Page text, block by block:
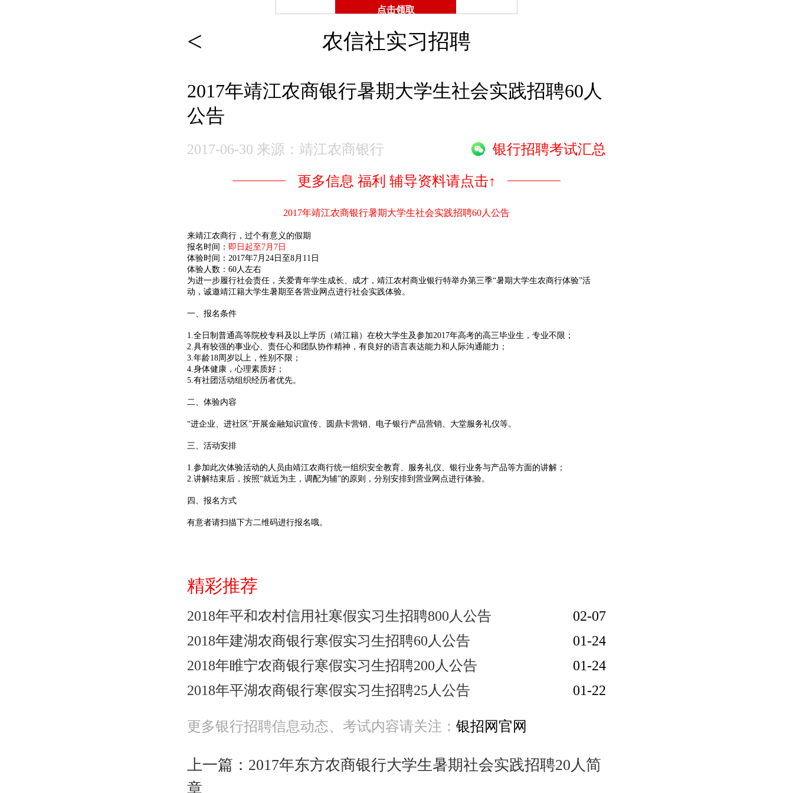
农信社实习招聘
2017年靖江农商银行暑期大学生社会实践招聘60人
公告
2017-06-30 来源：靖江农商银行 银行招聘考试汇总
更多信息 福利 辅导资料请点击↑
2017年靖江农商银行暑期大学生社会实践招聘60人公告
来靖江农商行，过个有意义的假期
报名时间： 即日起至7月7日
体验时间：2017年7月24日至8月11日
体验人数：60人左右
为进一步履行社会责任，关爱青年学生成长、成才，靖江农村商业银行特举办第三季“暑期大学生农商行体验”活
动，诚邀靖江籍大学生暑期至各营业网点进行社会实践体验。
一、报名条件
1.全日制普通高等院校专科及以上学历（靖江籍）在校大学生及参加2017年高考的高三毕业生，专业不限；
2.具有较强的事业心、责任心和团队协作精神，有良好的语言表达能力和人际沟通能力；
3.年龄18周岁以上，性别不限；
4.身体健康，心理素质好；
5.有社团活动组织经历者优先。
二、体验内容
“进企业、进社区”开展金融知识宣传、圆鼎卡营销、电子银行产品营销、大堂服务礼仪等。
三、活动安排
1.参加此次体验活动的人员由靖江农商行统一组织安全教育、服务礼仪、银行业务与产品等方面的讲解；
2.讲解结束后，按照“就近为主，调配为辅”的原则，分别安排到营业网点进行体验。
四、报名方式
有意者请扫描下方二维码进行报名哦。
精彩推荐
2018年平和农村信用社寒假实习生招聘800人公告
02-07
2018年建湖农商银行寒假实习生招聘60人公告
01-24
2018年睢宁农商银行寒假实习生招聘200人公告
01-24
2018年平湖农商银行寒假实习生招聘25人公告
01-22
更多银行招聘信息动态、考试内容请关注： 银招网官网
上一篇： 2017年东方农商银行大学生暑期社会实践招聘20人简
章